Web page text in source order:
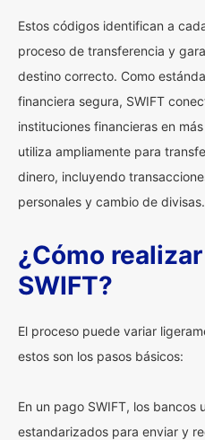
Estos códigos identifican a
proceso de transferencia y
destino correcto. Como
financiera segura, SWIFT
instituciones financieras en
utiliza ampliamente para
dinero, incluyendo
personales y cambio de divisas.
¿Cómo
SWIFT?
El proceso puede variar
estos son los pasos básicos:
En un pago SWIFT, los bancos
estandarizados para enviar y